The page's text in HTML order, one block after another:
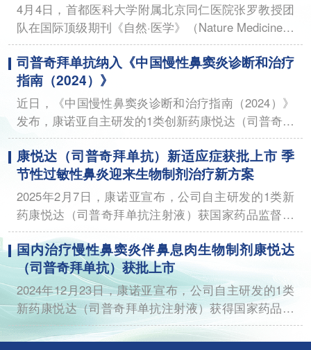
4月4日，首都医科大学附属北京同仁医院张罗教授团
队在国际顶级期刊《自然·医学》（Nature Medicine）
发表突破性研究成果——《司普奇拜单抗治疗中重度
季节性过敏性鼻炎：一项随机3期试验》。
司普奇拜单抗纳入《中国慢性鼻窦炎诊断和治疗
指南（2024）》
近日，《中国慢性鼻窦炎诊断和治疗指南（2024）》
发布，康诺亚自主研发的1类创新药康悦达（司普奇拜
单抗）被推荐为慢性鼻窦炎伴鼻息肉（CRSwNP）的
生物制剂治疗选择。
康悦达（司普奇拜单抗）新适应症获批上市 季
节性过敏性鼻炎迎来生物制剂治疗新方案
2025年2月7日，康诺亚宣布，公司自主研发的1类新
药康悦达（司普奇拜单抗注射液）获国家药品监督管
理局批准上市，用于治疗季节性过敏性鼻炎
（SAR）。
国内治疗慢性鼻窦炎伴鼻息肉生物制剂康悦达
（司普奇拜单抗）获批上市
2024年12月23日，康诺亚宣布，公司自主研发的1类
新药康悦达（司普奇拜单抗注射液）获得国家药品监
督管理局（NMPA）批准上市，用于治疗慢性鼻窦炎
伴鼻息肉（CRSwNP）。